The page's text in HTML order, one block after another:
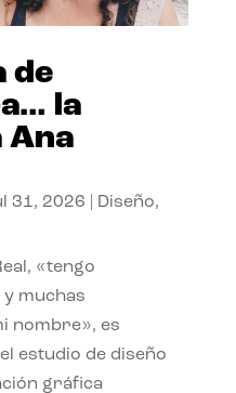
de
la
Ana
31, 2026 Diseño,
«tengo
y muchas
nombre», es
estudio de diseño
gráfica